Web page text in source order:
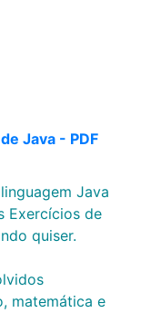
Java - PDF
Java
Exercícios de
quiser.
matemática e